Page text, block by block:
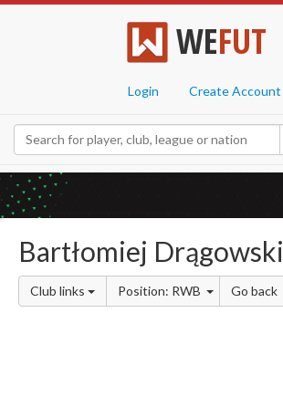
WEFUT
Login Create Account
Bartłomiej Drągowski
Club links Position: RWB Go back